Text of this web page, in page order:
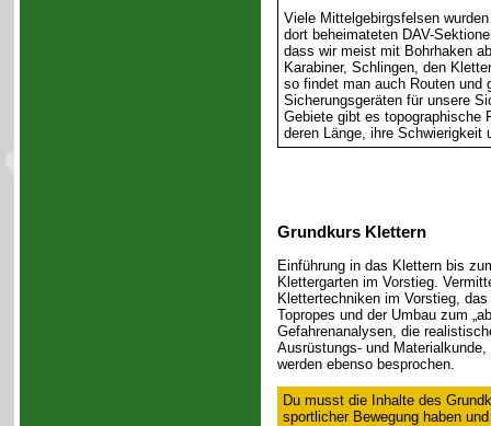
Viele Mittelgebirgsfelsen
dort beheimateten DAV-
dass wir meist mit Bohrhaken
Karabiner, Schlingen, den
so findet man auch Routen und
Sicherungsgeräten für unsere
Gebiete gibt es topographische
deren Länge, ihre Schwierigkeit
Grundkurs Klettern
Einführung in das Klettern bis
Klettergarten im Vorstieg.
Klettertechniken im Vorstieg,
Topropes und der Umbau zum
Gefahrenanalysen, die
Ausrüstungs- und
werden ebenso besprochen.
Du musst die Inhalte des
sportlicher Bewegung haben